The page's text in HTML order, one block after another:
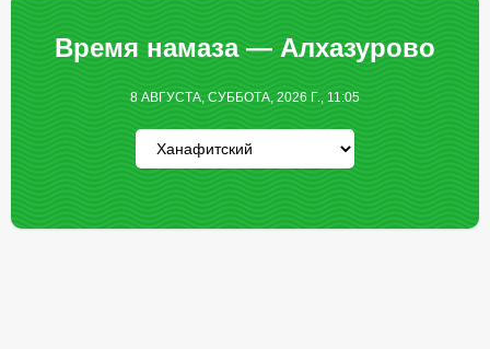
Время намаза — Алхазурово
8 АВГУСТА, СУББОТА, 2026 Г., 11:05